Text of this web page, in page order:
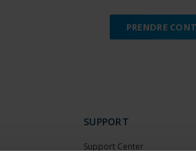
PRENDRE
SUPPORT
Support Center